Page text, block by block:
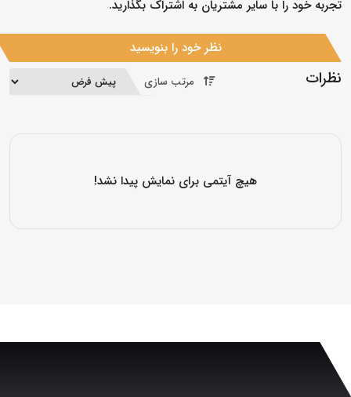
تجربه خود را با سایر مشتریان به اشتراک بگذارید.
نظر خود را بنویسید
نظرات مرتب سازی
هیچ آیتمی برای نمایش پیدا نشد!